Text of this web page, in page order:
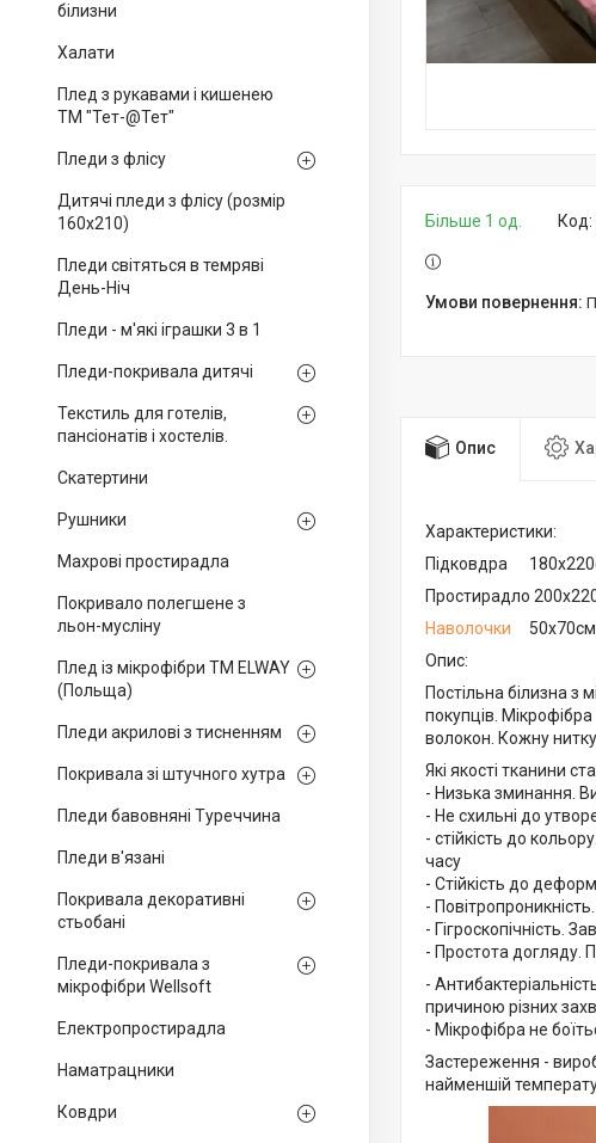
білизни
Халати
Плед з рукавами і кишенею
ТМ "Тет-@Тет"
Пледи з флісу
Дитячі пледи з флісу (розмір
160х210)
Пледи світяться в темряві
День-Ніч
Пледи - м'які іграшки 3 в 1
Пледи-покривала дитячі
Текстиль для готелів,
пансіонатів і хостелів.
Скатертини
Рушники
Махрові простирадла
Покривало полегшене з
льон-мусліну
Плед із мікрофібри ТМ ELWAY
(Польща)
Пледи акрилові з тисненням
Покривала зі штучного хутра
Пледи бавовняні Туреччина
Пледи в'язані
Покривала декоративні
стьобані
Пледи-покривала з
мікрофібри Wellsoft
Електропростирадла
Наматрацники
Ковдри
Більше 1 од. Код:
Опис
Характеристики:
Підковдра
Простирадло
Наволочки
Опис:
Постільна білизна з
покупців.
волокон. Кожну
Які якості тканини
- Низька зминання.
- Не схильні до
- стійкість до
часу
- Стійкість до
-
- Гігроскопічність.
- Простота догляду.
-
причиною різних
- Мікрофібра не
Застереження -
найменшій